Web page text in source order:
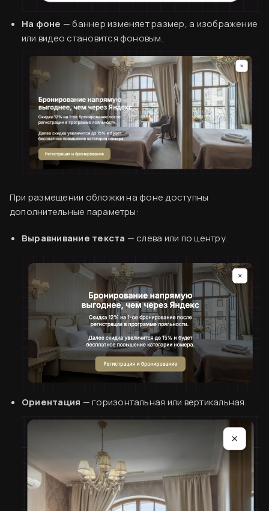
На фоне — баннер изменяет размер, а изображение
или видео становится фоновым.
При размещении обложки на фоне доступны
дополнительные параметры:
Выравнивание текста — слева или по центру.
Ориентация — горизонтальная или вертикальная.